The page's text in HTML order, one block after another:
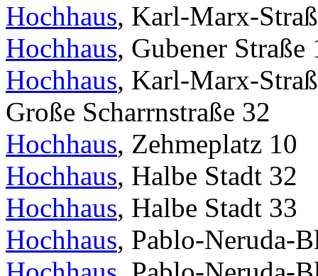
Hochhaus, Karl-Marx-
Hochhaus, Gubener Straße
Hochhaus, Karl-Marx-
Große Scharrnstraße 32
Hochhaus, Zehmeplatz 10
Hochhaus, Halbe Stadt 32
Hochhaus, Halbe Stadt 33
Hochhaus, Pablo-Neruda-